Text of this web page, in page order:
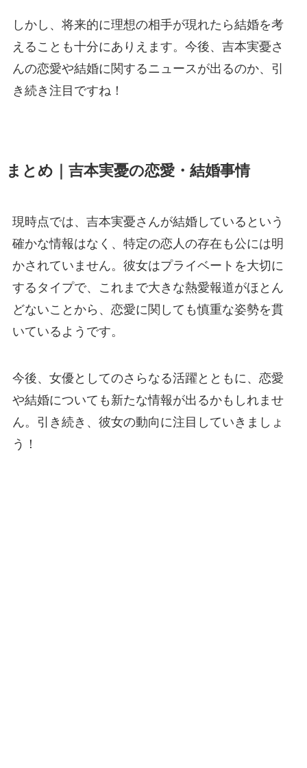
しかし、将来的に理想の相手が現れたら結婚を考
えることも十分にありえます。今後、吉本実憂さ
んの恋愛や結婚に関するニュースが出るのか、引
き続き注目ですね！
まとめ｜吉本実憂の恋愛・結婚事情
現時点では、吉本実憂さんが結婚しているという
確かな情報はなく、特定の恋人の存在も公には明
かされていません。彼女はプライベートを大切に
するタイプで、これまで大きな熱愛報道がほとん
どないことから、恋愛に関しても慎重な姿勢を貫
いているようです。
今後、女優としてのさらなる活躍とともに、恋愛
や結婚についても新たな情報が出るかもしれませ
ん。引き続き、彼女の動向に注目していきましょ
う！